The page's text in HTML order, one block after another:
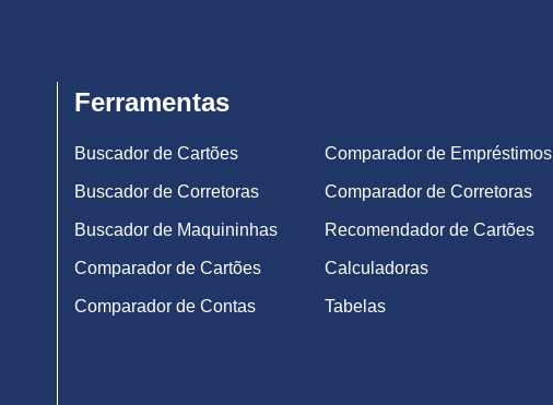
Ferramentas
Buscador de Cartões
Buscador de Corretoras
Buscador de Maquininhas
Comparador de Cartões
Comparador de Contas
Comparador de Empréstimos
Comparador de Corretoras
Recomendador de Cartões
Calculadoras
Tabelas